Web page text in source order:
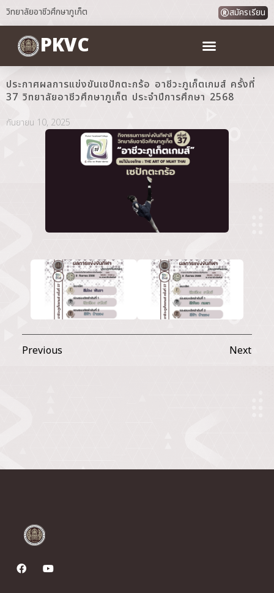
วิทยาลัยอาชีวศึกษาภูเก็ต สมัครเรียน
PKVC
ประกาศผลการแข่งขันเซปักตะกร้อ อาชีวะภูเก็ตเกมส์ ครั้งที่
37 วิทยาลัยอาชีวศึกษาภูเก็ต ประจำปีการศึกษา 2568
กันยายน 10, 2025
Previous Next